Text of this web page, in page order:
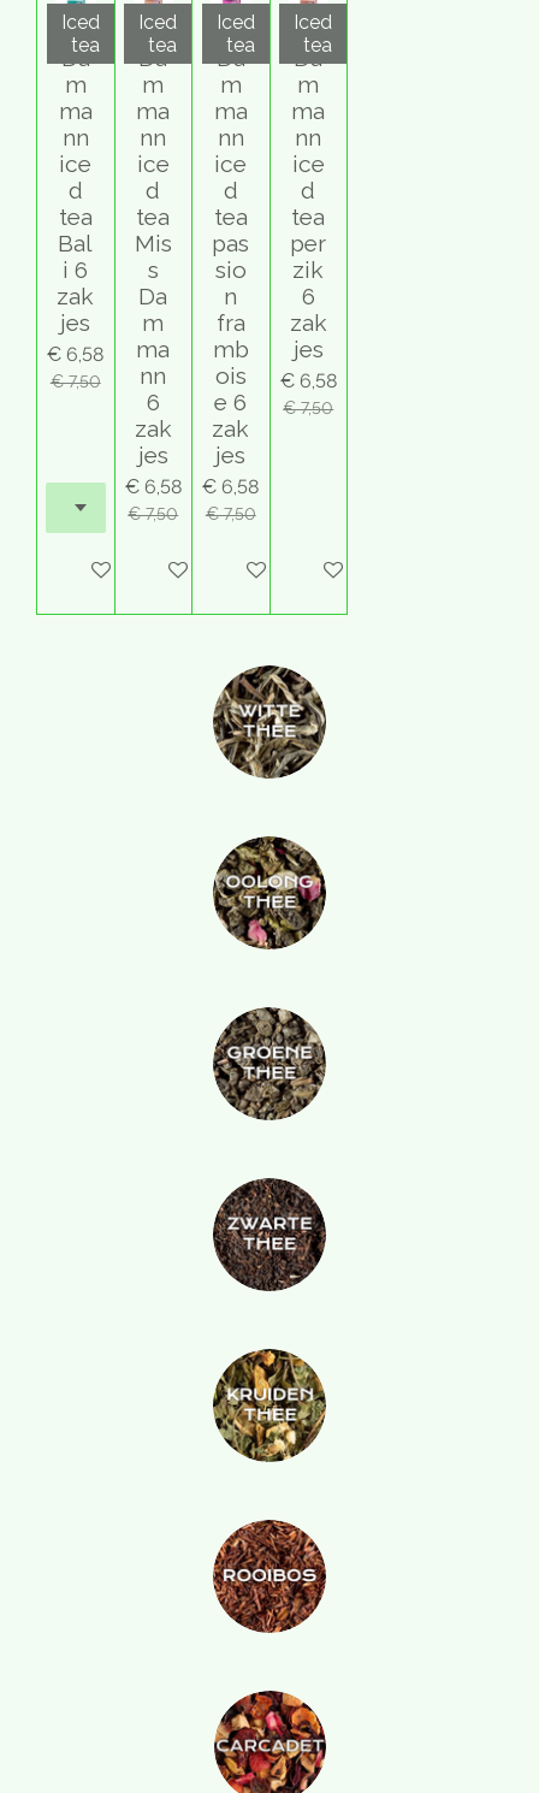
Iced
tea
Da
m
ma
nn
ice
d
tea
Bal
i 6
zak
jes
€ 6,58
€ 7,50
Houd mij op de hoogte
Iced
tea
Da
m
ma
nn
ice
d
tea
Mis
s
Da
m
ma
nn
6
zak
jes
€ 6,58
€ 7,50
In winkelwagen
Iced
tea
Da
m
ma
nn
ice
d
tea
pas
sio
n
fra
mb
ois
e 6
zak
jes
€ 6,58
€ 7,50
In winkelwagen
Iced
tea
Da
m
ma
nn
ice
d
tea
per
zik
6
zak
jes
€ 6,58
€ 7,50
In winkelwagen